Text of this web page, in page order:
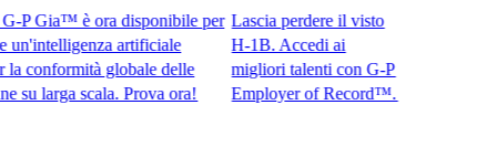
è ora disponibile per
artificiale
globale delle
larga scala. Prova ora!​​
Lascia perdere il visto
H-1B. Accedi ai
migliori talenti con G-P
Employer of Record™.​​